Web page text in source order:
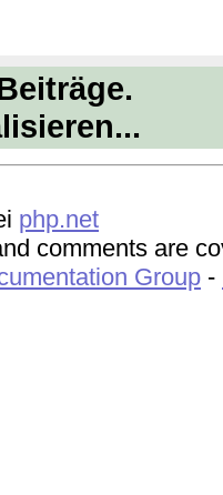
php.net
comments are
Group -